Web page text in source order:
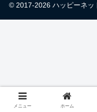
© 2017-2026 ハッピーネ
メニュー ホーム